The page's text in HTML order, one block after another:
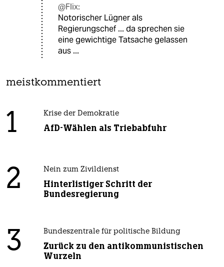
@Flix:
Notorischer Lügner als
Regierungschef ... da sprechen sie
eine gewichtige Tatsache gelassen
aus ...
meistkommentiert
1 Krise der Demokratie
AfD-Wählen als Triebabfuhr
2 Nein zum Zivildienst
Hinterlistiger Schritt der
Bundesregierung
3 Bundeszentrale für politische Bildung
Zurück zu den antikommunistischen
Wurzeln